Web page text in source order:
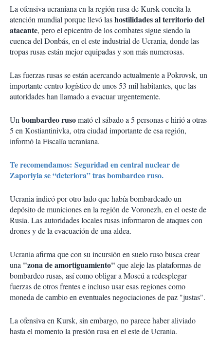
La ofensiva ucraniana en la región rusa de Kursk concita la
atención mundial porque llevó lashostilidades al territorio del
atacante, pero el epicentro de los combates sigue siendo la
cuenca del Donbás, en el este industrial de Ucrania, donde las
tropas rusas están mejor equipadas y son más numerosas.
Las fuerzas rusas se están acercando actualmente a Pokrovsk, un
importante centro logístico de unos 53 mil habitantes, que las
autoridades han llamado a evacuar urgentemente.
Unbombardeo rusomató el sábado a 5 personas e hirió a otras
5 en Kostiantinivka, otra ciudad importante de esa región,
informó la Fiscalía ucraniana.
Te recomendamos: Seguridad en central nuclear de
Zaporiyia se “deteriora” tras bombardeo ruso.
Ucrania indicó por otro lado que había bombardeado un
depósito de municiones en la región de Voronezh, en el oeste de
Rusia. Las autoridades locales rusas informaron de ataques con
drones y de la evacuación de una aldea.
Ucrania afirma que con su incursión en suelo ruso busca crear
una "zona de amortiguamiento" que aleje las plataformas de
bombardeo rusas, así como obligar a Moscú a redesplegar
fuerzas de otros frentes e incluso usar esas regiones como
moneda de cambio en eventuales negociaciones de paz "justas".
La ofensiva en Kursk, sin embargo, no parece haber aliviado
hasta el momento la presión rusa en el este de Ucrania.